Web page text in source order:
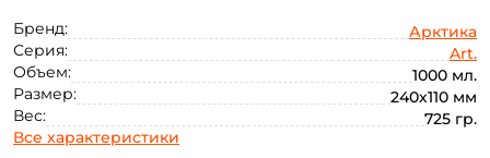
Бренд:
Арктика
Серия:
Art.
Объем:
1000 мл.
Размер:
240х110 мм
Вес:
725 гр.
Все характеристики